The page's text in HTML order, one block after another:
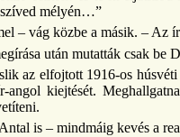
mélyén…”
– vág közbe a másik. – Az
után mutatták csak be
az elfojtott 1916-os
angol kiejtését.
is – mindmáig kevés a